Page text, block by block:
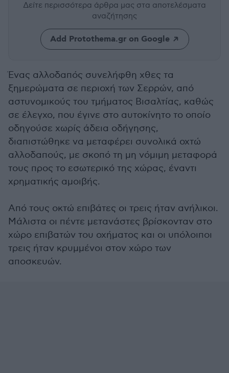
Δείτε περισσότερα άρθρα μας στα αποτελέσματα
αναζήτησης
Add Protothema.gr on Google
Ένας αλλοδαπός συνελήφθη χθες τα
ξημερώματα σε περιοχή των Σερρών, από
αστυνομικούς του τμήματος Βισαλτίας, καθώς
σε έλεγχο, που έγινε στο αυτοκίνητο το οποίο
οδηγούσε χωρίς άδεια οδήγησης,
διαπιστώθηκε να μεταφέρει συνολικά οχτώ
αλλοδαπούς, με σκοπό τη μη νόμιμη μεταφορά
τους προς το εσωτερικό της χώρας, έναντι
χρηματικής αμοιβής.
Από τους οκτώ επιβάτες οι τρεις ήταν ανήλικοι.
Μάλιστα οι πέντε μετανάστες βρίσκονταν στο
χώρο επιβατών του οχήματος και οι υπόλοιποι
τρεις ήταν κρυμμένοι στον χώρο των
αποσκευών.